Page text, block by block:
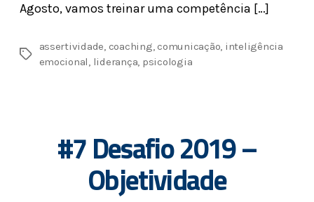
Agosto, vamos treinar uma competência […]
assertividade, coaching,comunicação, inteligência
emocional, liderança, psicologia
#7 Desafio 2019 –
Objetividade